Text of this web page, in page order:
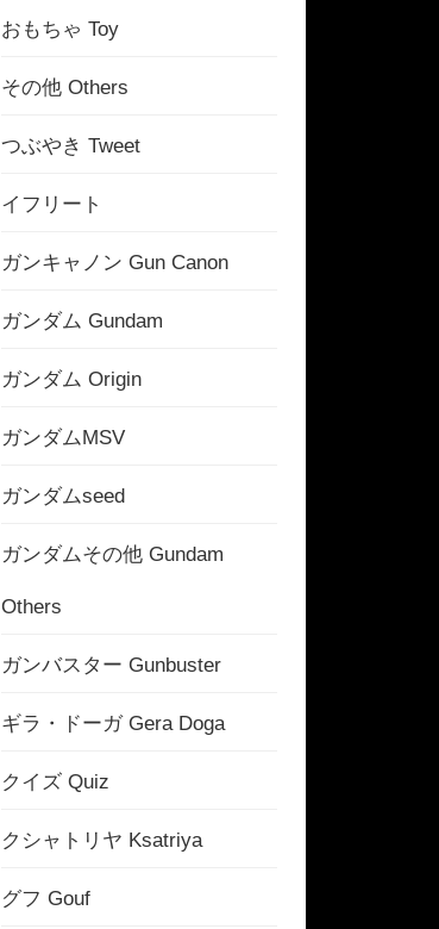
おもちゃ Toy
その他 Others
つぶやき Tweet
イフリート
ガンキャノン Gun Canon
ガンダム Gundam
ガンダム Origin
ガンダムMSV
ガンダムseed
ガンダムその他 Gundam
Others
ガンバスター Gunbuster
ギラ・ドーガ Gera Doga
クイズ Quiz
クシャトリヤ Ksatriya
グフ Gouf